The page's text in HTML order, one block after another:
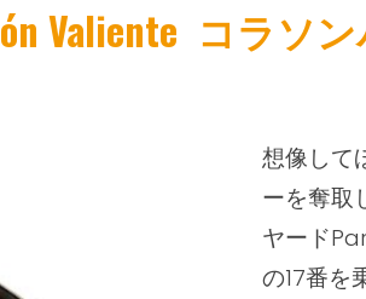
Valiente コラソ
想像して
ーを奪取
ヤード
の17番を